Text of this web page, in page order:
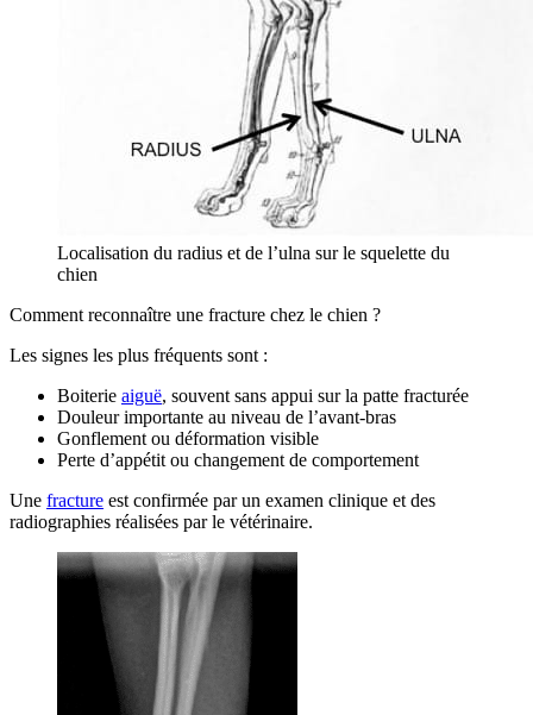
Localisation du radius et de l’ulna sur le squelette du
chien
Comment reconnaître une fracture chez le chien ?
Les signes les plus fréquents sont :
Boiterie aiguë, souvent sans appui sur la patte fracturée
Douleur importante au niveau de l’avant-bras
Gonflement ou déformation visible
Perte d’appétit ou changement de comportement
Une fracture est confirmée par un examen clinique et des
radiographies réalisées par le vétérinaire.